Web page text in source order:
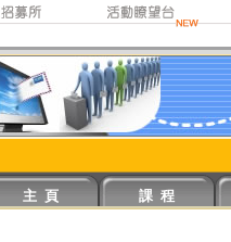
主 頁 課 程